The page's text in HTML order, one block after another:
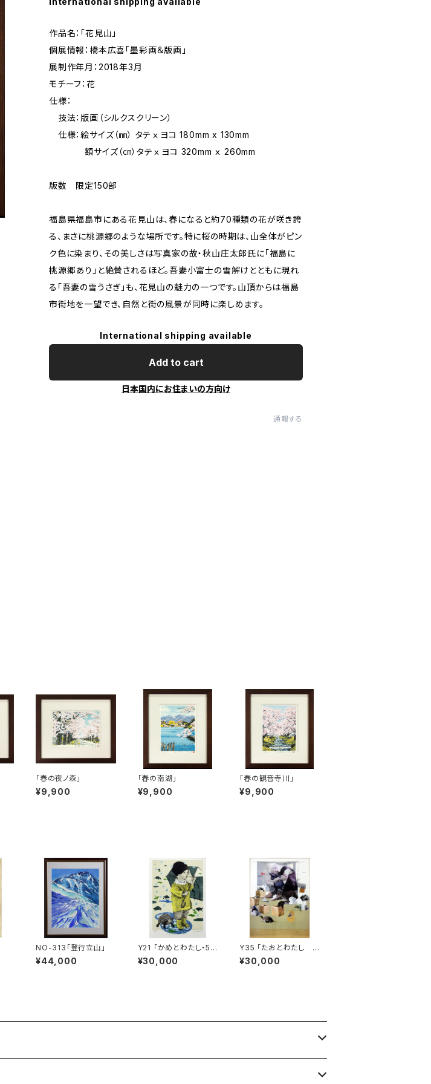
作品名：「花見山」
個展情報：橋本広喜「墨彩画＆版画」
展制作年月：2018年3月
モチーフ：花
仕様：
技法：版画（シルクスクリーン）
仕様：絵サイズ（㎜） タテⅹヨコ 180mm x 130mm
額サイズ（㎝）タテⅹヨコ 320mm ｘ 260mm
版数 限定150部
福島県福島市にある花見山は、春になると約70種類の花が咲き誇
る、まさに桃源郷のような場所です。特に桜の時期は、山全体がピン
ク色に染まり、その美しさは写真家の故・秋山庄太郎氏に「福島に
桃源郷あり」と絶賛されるほど。吾妻小富士の雪解けとともに現れ
る「吾妻の雪うさぎ」も、花見山の魅力の一つです。山頂からは福島
市街地を一望でき、自然と街の風景が同時に楽しめます。
International shipping available
Add to cart
日本国内にお住まいの方向け
通報する
「春の夜ノ森」
¥9,900
「春の南湖」
¥9,900
「春の観音寺川」
¥9,900
NO-313「登行立山」
¥44,000
Y21 「かめとわたし・5r
-雨の日も-」
¥30,000
Y35 「たおとわたし -
きっとキミがわかる-」
¥30,000